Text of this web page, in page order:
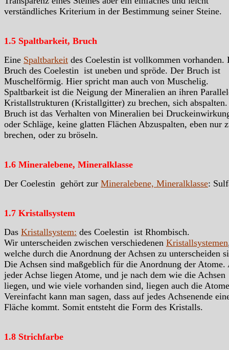
verständliches Kriterium in der Bestimmung seiner Steine.
1.5 Spaltbarkeit, Bruch
Eine Spaltbarkeit des Coelestin ist vollkommen vorhanden.
Bruch des Coelestin ist uneben und spröde. Der Bruch ist
Muschelförmig. Hier spricht man auch von Muschelig.
Spaltbarkeit ist die Neigung der Mineralien an ihren
Kristallstrukturen (Kristallgitter) zu brechen, sich abspalten.
Bruch ist das Verhalten von Mineralien bei
oder Schläge, keine glatten Flächen Abzuspalten, eben nur
brechen, oder zu bröseln.
1.6 Mineralebene, Mineralklasse
Der Coelestin gehört zur Mineralebene, Mineralklasse:
1.7 Kristallsystem
Das Kristallsystem: des Coelestin ist Rhombisch.
Wir unterscheiden zwischen verschiedenen Kristallsystemen
welche durch die Anordnung der Achsen zu unterscheiden
Die Achsen sind maßgeblich für die Anordnung der Atome.
jeder Achse liegen Atome, und je nach dem wie die Achsen
liegen, und wie viele vorhanden sind, liegen auch die
Vereinfacht kann man sagen, dass auf jedes Achsenende
Fläche kommt. Somit entsteht die Form des Kristalls.
1.8 Strichfarbe